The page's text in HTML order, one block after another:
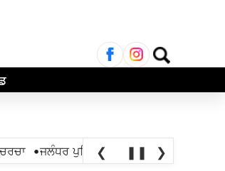
Search
for:
•ਜਲੰਧਰ ਪੁਲਿਸ ਵੱਲੋਂ ਐਨਡੀਪੀਐੱਸ ਐਕਟ ਤਹਿਤ
❮ ❚❚ ❯